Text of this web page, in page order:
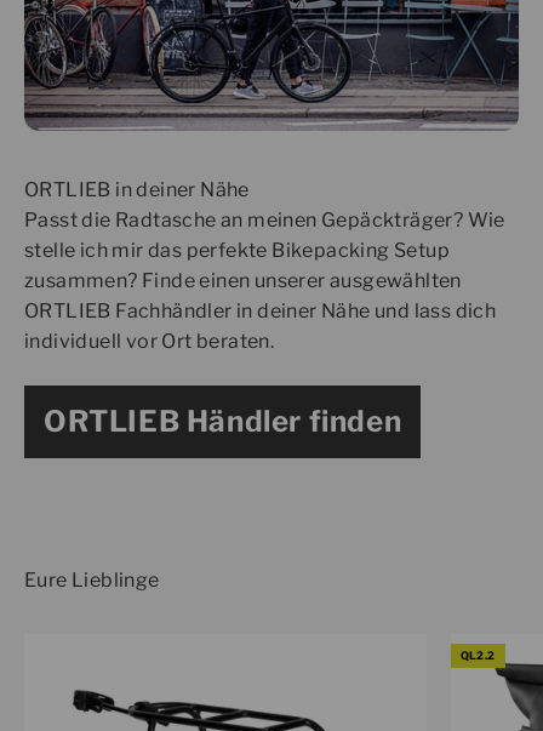
ORTLIEB in deiner Nähe
Passt die Radtasche an meinen Gepäckträger? Wie
stelle ich mir das perfekte Bikepacking Setup
zusammen? Finde einen unserer ausgewählten
ORTLIEB Fachhändler in deiner Nähe und lass dich
individuell vor Ort beraten.
ORTLIEB Händler finden
QL2.2